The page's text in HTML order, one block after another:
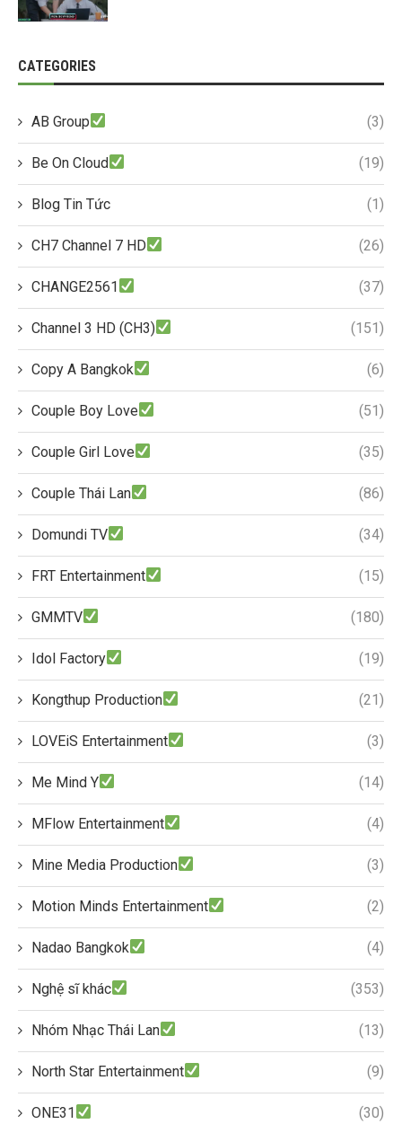
CATEGORIES
AB Group (3)
Be On Cloud (19)
Blog Tin Tức (1)
CH7 Channel 7 HD (26)
CHANGE2561 (37)
Channel 3 HD (CH3) (151)
Copy A Bangkok (6)
Couple Boy Love (51)
Couple Girl Love (35)
Couple Thái Lan (86)
Domundi TV (34)
FRT Entertainment (15)
GMMTV (180)
Idol Factory (19)
Kongthup Production (21)
LOVEiS Entertainment (3)
Me Mind Y (14)
MFlow Entertainment (4)
Mine Media Production (3)
Motion Minds Entertainment (2)
Nadao Bangkok (4)
Nghệ sĩ khác (353)
Nhóm Nhạc Thái Lan (13)
North Star Entertainment (9)
ONE31 (30)